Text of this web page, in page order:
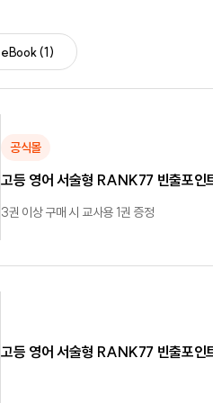
eBook(1)
공식몰
고등 영어 서술형 RANK77 빈출포인
3권 이상 구매 시 교사용 1권 증정
고등 영어 서술형 RANK77 빈출포인